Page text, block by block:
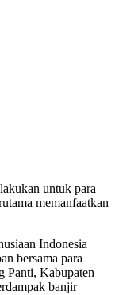
untuk para
memanfaatkan
Indonesia
bersama para
Panti, Kabupaten
banjir